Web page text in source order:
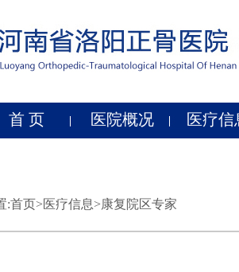
首 页 医院概况 医疗信
:首页>医疗信息>康复院区专家